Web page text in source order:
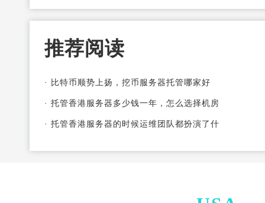
推荐阅读
· 比特币顺势上扬，挖币服务器托管哪家好
· 托管香港服务器多少钱一年，怎么选择机房
· 托管香港服务器的时候运维团队都扮演了什